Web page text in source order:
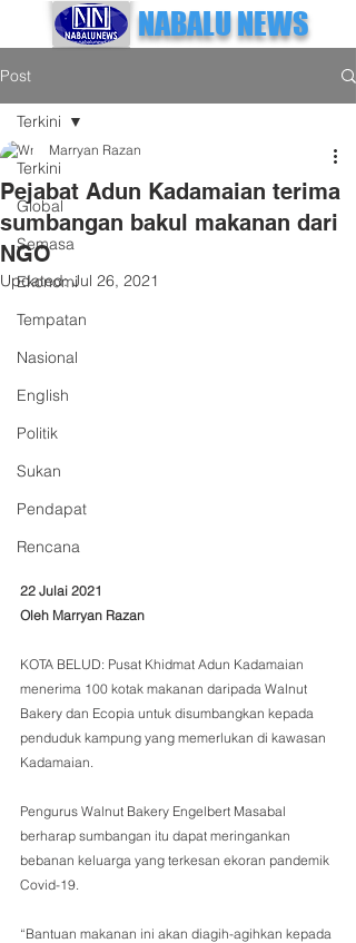
NABALU NEWS
Post
Terkini
Global
Semasa
Ekonomi
Tempatan
Nasional
English
Politik
Sukan
Pendapat
Rencana
Terkini
Pejabat Adun Kadamaian terima
sumbangan bakul makanan dari
NGO
Marryan Razan
Updated:Jul 26, 2021
22 Julai 2021
Oleh Marryan Razan
KOTA BELUD: Pusat Khidmat Adun Kadamaian
menerima 100 kotak makanan daripada Walnut
Bakery dan Ecopia untuk disumbangkan kepada
penduduk kampung yang memerlukan di kawasan
Kadamaian.
Pengurus Walnut Bakery Engelbert Masabal
berharap sumbangan itu dapat meringankan
bebanan keluarga yang terkesan ekoran pandemik
Covid-19.
“Bantuan makanan ini akan diagih-agihkan kepada